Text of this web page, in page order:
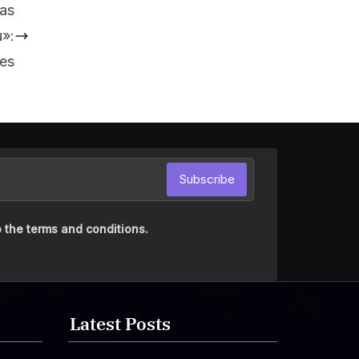
terms and conditions.
Subscribe
Latest Posts